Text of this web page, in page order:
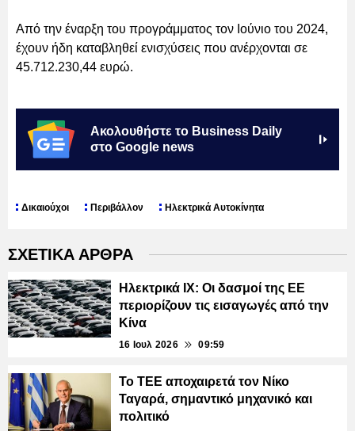
Από την έναρξη του προγράμματος τον Ιούνιο του 2024,
έχουν ήδη καταβληθεί ενισχύσεις που ανέρχονται σε
45.712.230,44 ευρώ.
Ακολουθήστε το Business Daily
στο Google news
Δικαιούχοι Περιβάλλον Ηλεκτρικά Αυτοκίνητα
ΣΧΕΤΙΚΑ ΑΡΘΡΑ
Ηλεκτρικά ΙΧ: Οι δασμοί της ΕΕ
περιορίζουν τις εισαγωγές από την
Κίνα
16 Ιουλ 2026 09:59
Το ΤΕΕ αποχαιρετά τον Νίκο
Ταγαρά, σημαντικό μηχανικό και
πολιτικό